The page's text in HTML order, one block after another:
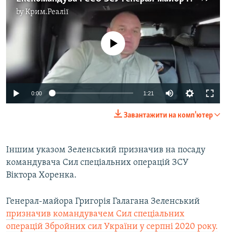
byКрим.Реалії
720p 1080p
No media source currently available
0:00 1:21
720p
Завантажити на комп'ютер
Іншим указом Зеленський призначив на посаду
командувача Сил спеціальних операцій ЗСУ
Віктора Хоренка.
Генерал-майора Григорія Галагана Зеленський
призначив командувачем Сил спеціальних
операцій Збройних сил України у серпні 2020 року.